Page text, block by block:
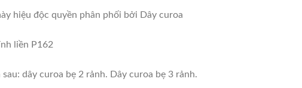
hiệu độc quyền phân phối bởi Dây curoa
liền P162
dây curoa bẹ 2 rảnh. Dây curoa bẹ 3 rảnh.